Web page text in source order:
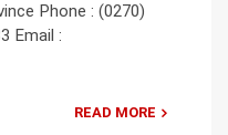
Phone : (0270)
Email :
READ MORE